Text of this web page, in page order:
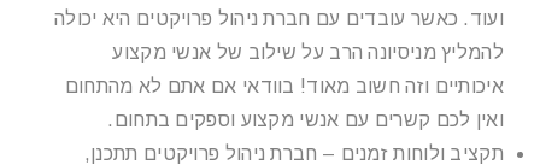
ועוד. כאשר עובדים עם חברת ניהול פרויקטים היא יכולה
להמליץ מניסיונה הרב על שילוב של אנשי מקצוע
איכותיים וזה חשוב מאוד! בוודאי אם אתם לא מהתחום
ואין לכם קשרים עם אנשי מקצוע וספקים בתחום.
תקציב ולוחות זמנים – חברת ניהול פרויקטים תתכנן,